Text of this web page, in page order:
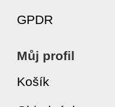
GPDR
Můj profil
Košík